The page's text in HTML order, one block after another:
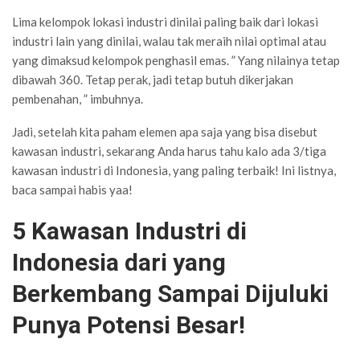
Lima kelompok lokasi industri dinilai paling baik dari lokasi
industri lain yang dinilai, walau tak meraih nilai optimal atau
yang dimaksud kelompok penghasil emas. ” Yang nilainya tetap
dibawah 360. Tetap perak, jadi tetap butuh dikerjakan
pembenahan, ” imbuhnya.
Jadi, setelah kita paham elemen apa saja yang bisa disebut
kawasan industri, sekarang Anda harus tahu kalo ada 3/tiga
kawasan industri di Indonesia, yang paling terbaik! Ini listnya,
baca sampai habis yaa!
5 Kawasan Industri di
Indonesia dari yang
Berkembang Sampai Dijuluki
Punya Potensi Besar!